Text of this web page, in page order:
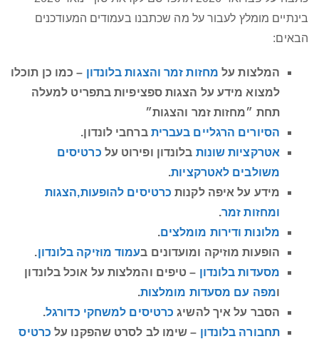
בינתיים מומלץ לעבור על מה שכתבנו בעמודים המעודכנים
הבאים:
המלצות על מחזות זמר והצגות בלונדון – כמו כן תוכלו
למצוא מידע על הצגות ספציפיות בתפריט למעלה
תחת ״מחזות זמר והצגות״
הסיורים הרגליים בעברית ברחבי לונדון.
אטרקציות שונות בלונדון ופירוט על כרטיסים
משולבים לאטרקציות.
מידע על איפה לקנות כרטיסים להופעות,הצגות
ומחזות זמר.
מלונות ודירות מומלצים.
הופעות מוזיקה ומועדונים בעמוד מוזיקה בלונדון.
מסעדות בלונדון – טיפים והמלצות על אוכל בלונדון
ומפה עם מסעדות מומלצות.
הסבר על איך להשיג כרטיסים למשחקי כדורגל.
תחבורה בלונדון – שימו לב לסרט שהפקנו עלכרטיס